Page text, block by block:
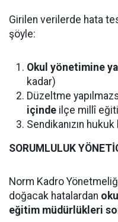
Girilen verilerde hata
şöyle:
Okul yönetimine
kadar)
Düzeltme
içinde ilçe millî
Sendikanızın
SORUMLULUK
Norm Kadro
doğacak hatalardan
eğitim müdürlükleri